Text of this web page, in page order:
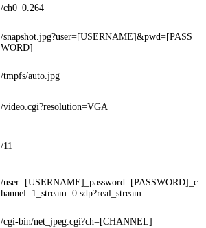
/ch0_0.264
/snapshot.jpg?user=[USERNAME]&pwd=[PASS
WORD]
/tmpfs/auto.jpg
/video.cgi?resolution=VGA
/11
/user=[USERNAME]_password=[PASSWORD]_c
hannel=1_stream=0.sdp?real_stream
/cgi-bin/net_jpeg.cgi?ch=[CHANNEL]